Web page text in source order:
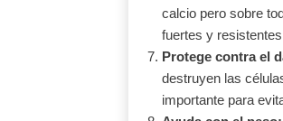
calcio pero sobre
fuertes y
Protege contra el
destruyen las
importante para